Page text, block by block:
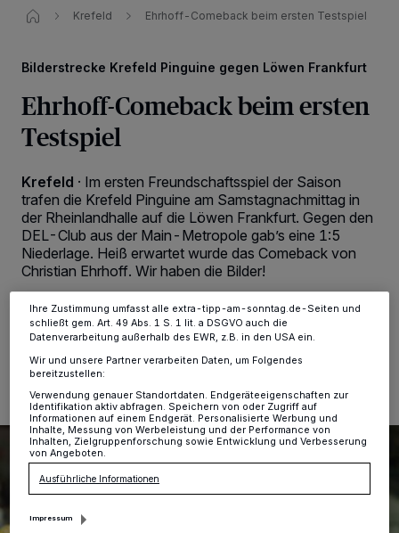
Krefeld Ehrhoff-Comeback beim ersten Testspiel
Bilderstrecke Krefeld Pinguine gegen Löwen Frankfurt
Ehrhoff-Comeback beim ersten
Testspiel
Krefeld · Im ersten Freundschaftsspiel der Saison
trafen die Krefeld Pinguine am Samstagnachmittag in
der Rheinlandhalle auf die Löwen Frankfurt. Gegen den
DEL-Club aus der Main-Metropole gab’s eine 1:5
Niederlage. Heiß erwartet wurde das Comeback von
Christian Ehrhoff. Wir haben die Bilder!
13.08.2023 , 08:41 Uhr 2 Minuten Lesezeit
Wir und unsere 218
personenbezogene Daten wie Browserdaten oder eindeutige
verarbeiten Daten, um Ihnen Dienste bereitzustellen“ aufgeführten
Zwecke. Wenn Tracker deaktiviert sind, sind manche Inhalte und
Anzeigen möglicherweise nicht mehr so relevant für Sie. Sie können
dieses Menü jederzeit wieder aufrufen, um Ihre Einstellungen zu
ändern oder Ihre Einwilligung zu widerrufen, indem Sie auf den Link
Einstellungen oder Ablehnen am unteren Rand der Webseite klicken.
Ihre Einstellungen gelten innerhalb unseres Website. Weitere
Ihre Zustimmung umfasst alle extra-tipp-am-sonntag.de-Seiten und
schließt gem. Art. 49 Abs. 1 S. 1 lit. a DSGVO auch die
Datenverarbeitung außerhalb des EWR, z.B. in den USA ein.
Wir und unsere Partner verarbeiten Daten, um Folgendes
bereitzustellen:
Verwendung genauer Standortdaten. Endgeräteeigenschaften zur
Identifikation aktiv abfragen. Speichern von oder Zugriff auf
Informationen auf einem Endgerät. Personalisierte Werbung und
Inhalte, Messung von Werbeleistung und der Performance von
Inhalten, Zielgruppenforschung sowie Entwicklung und Verbesserung
von Angeboten.
Ausführliche Informationen
Impressum